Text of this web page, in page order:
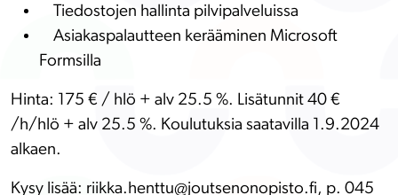
Tiedostojen hallinta pilvipalveluissa
Asiakaspalautteen kerääminen Microsoft
Formsilla
Hinta: 175 € / hlö + alv 25.5 %. Lisätunnit 40 €
/h/hlö + alv 25.5 %. Koulutuksia saatavilla 1.9.2024
alkaen.
Kysy lisää: riikka.henttu@joutsenonopisto.fi, p. 045